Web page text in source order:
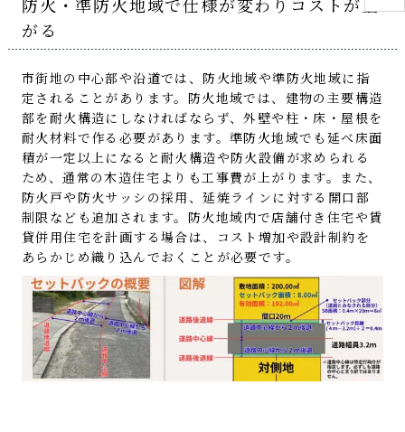
がる
市街地の中心部や沿道では、防火地域や準防火地域に指
定されることがあります。防火地域では、建物の主要構造
部を耐火構造にしなければならず、外壁や柱・床・屋根を
耐火材料で作る必要があります。準防火地域でも延べ床面
積が一定以上になると耐火構造や防火設備が求められる
ため、通常の木造住宅よりも工事費が上がります。また、
防火戸や防火サッシの採用、延焼ラインに対する開口部
制限なども追加されます。防火地域内で店舗付き住宅や賃
貸併用住宅を計画する場合は、コスト増加や設計制約を
あらかじめ織り込んでおくことが必要です。